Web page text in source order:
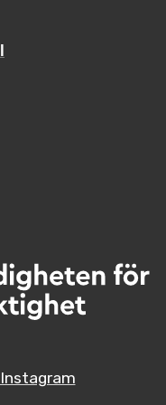
Instagram